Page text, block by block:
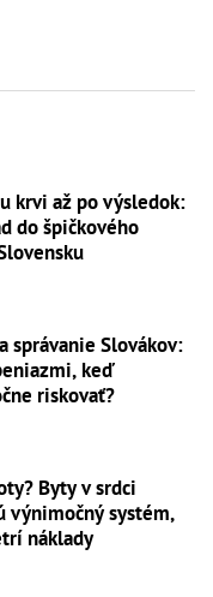
krvi až po výsledok:
do špičkového
správanie Slovákov:
keď
riskovať?
Byty v srdci
výnimočný systém,
náklady